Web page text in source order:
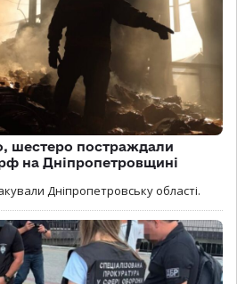
шестеро постраждали
рф на Дніпропетровщині
Дніпропетровську області.